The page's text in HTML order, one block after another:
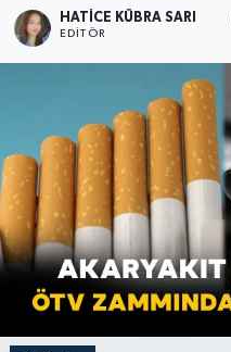
HATICE KÜBRA SARI
EDITÖR